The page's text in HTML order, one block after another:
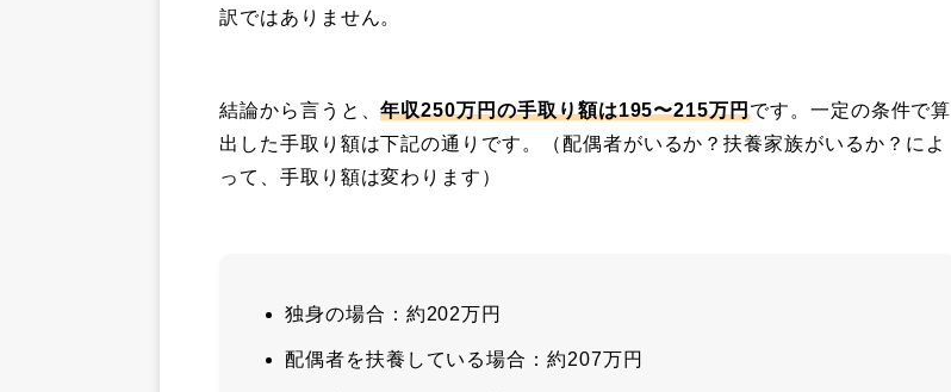
訳ではありません。
結論から言うと、年収250万円の手取り額は195〜215万円です。一定の条件で算
出した手取り額は下記の通りです。（配偶者がいるか？扶養家族がいるか？によ
って、手取り額は変わります）
独身の場合：約202万円
配偶者を扶養している場合：約207万円